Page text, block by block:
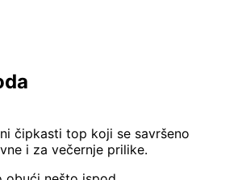
čipkasti top koji se savršeno
i za večernje prilike.